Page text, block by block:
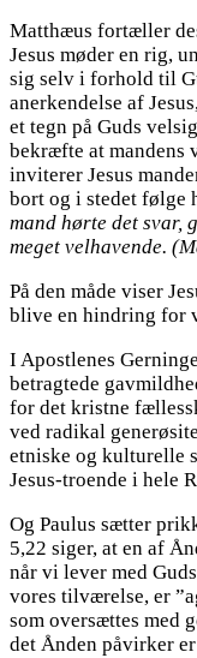
Matthæus fortæller
Jesus møder en rig,
sig selv i forhold til
anerkendelse af
et tegn på Guds
bekræfte at mandens
inviterer Jesus
bort og i stedet følge
mand hørte det svar,
meget velhavende.
På den måde viser
blive en hindring for
I Apostlenes
betragtede
for det kristne
ved radikal
etniske og kulturelle
Jesus-troende i hele
Og Paulus sætter
5,22 siger, at en af
når vi lever med
vores tilværelse, er
som oversættes med
det Ånden påvirker